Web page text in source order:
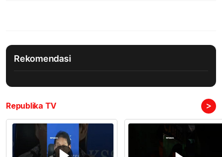
Rekomendasi
Republika TV >